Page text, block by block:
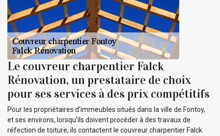
Le couvreur charpentier Falck
Rénovation, un prestataire de choix
pour ses services à des prix compétitifs
Pour les propriétaires d’immeubles situés dans la ville de Fontoy,
et ses environs, lorsqu’ils doivent procéder à des travaux de
réfection de toiture, ils contactent le couvreur charpentier Falck